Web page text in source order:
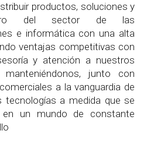
productos, soluciones y
del sector de las
e informática con una alta
ventajas competitivas con
y atención a nuestros
manteniéndonos, junto con
a la vanguardia de
tecnologías a medida que se
en un mundo de constante